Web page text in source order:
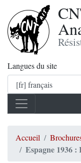
Langues du site
Accueil
Espagne 1936